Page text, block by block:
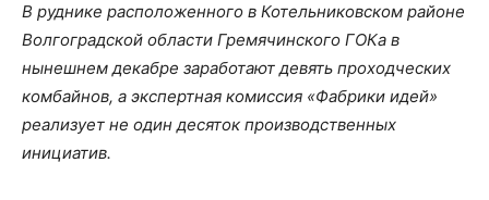
В руднике расположенного в Котельниковском районе
Волгоградской области Гремячинского ГОКа в
нынешнем декабре заработают девять проходческих
комбайнов, а экспертная комиссия «Фабрики идей»
реализует не один десяток производственных
инициатив.